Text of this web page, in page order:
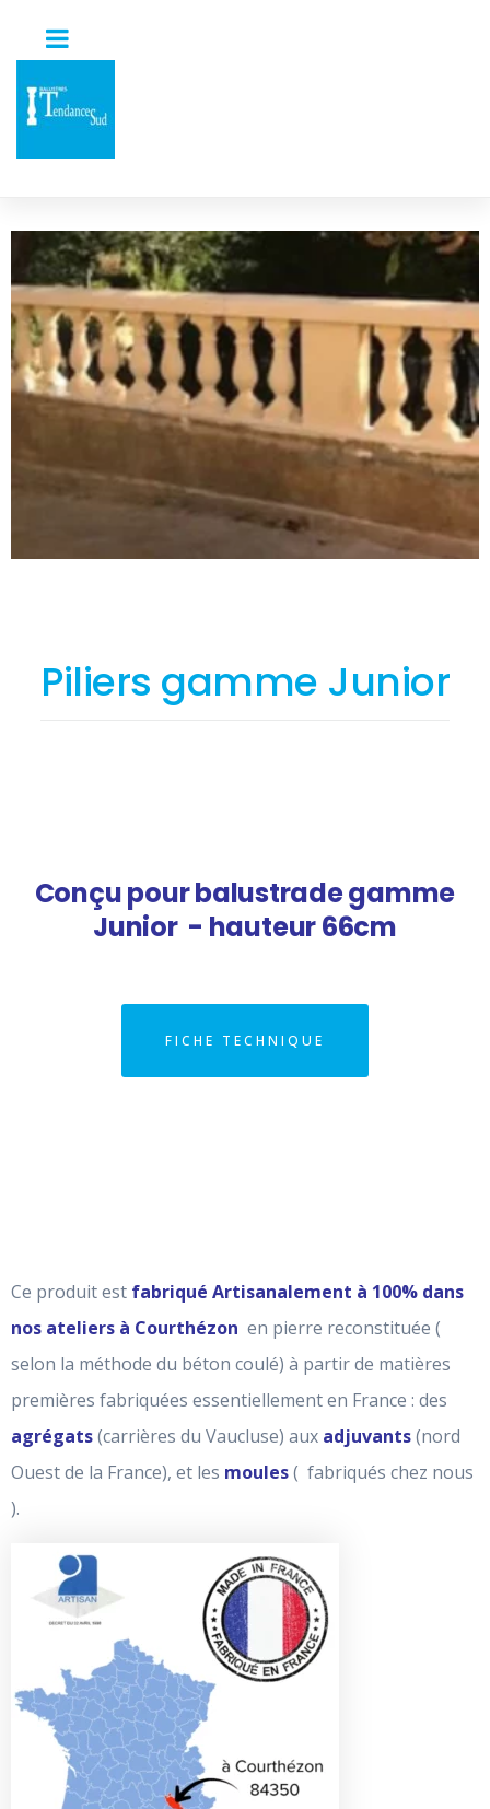
Piliers gamme Junior
Conçu pour balustrade gamme
Junior - hauteur 66cm
FICHE TECHNIQUE
Ce produit est fabriqué Artisanalement à 100% dans
nos ateliers à Courthézon en pierre reconstituée (
selon la méthode du béton coulé) à partir de matières
premières fabriquées essentiellement en France : des
agrégats(carrières du Vaucluse) aux adjuvants(nord
Ouest de la France), et les moules( fabriqués chez nous
).